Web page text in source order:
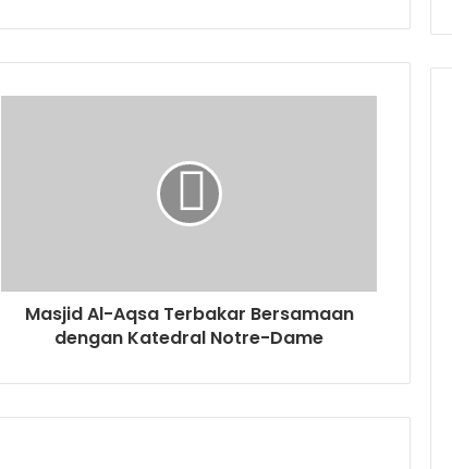
Masjid Al-Aqsa Terbakar Bersamaan
dengan Katedral Notre-Dame